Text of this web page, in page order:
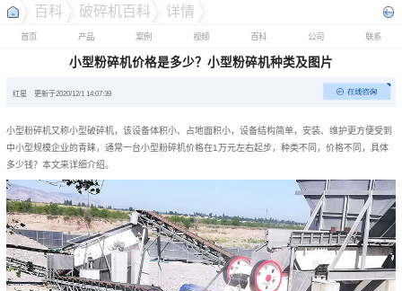
百科 破碎机百科 详情
首页 产品 案例 视频 百科 公司 联系
小型粉碎机价格是多少？小型粉碎机种类及图片
红星 更新于2020/12/1 14:07:39
小型粉碎机又称小型破碎机，该设备体积小、占地面积小，设备结构简单，安装、维护更方便受到
中小型规模企业的青睐，通常一台小型粉碎机价格在1万元左右起步，种类不同，价格不同，具体
多少钱？本文来详细介绍。